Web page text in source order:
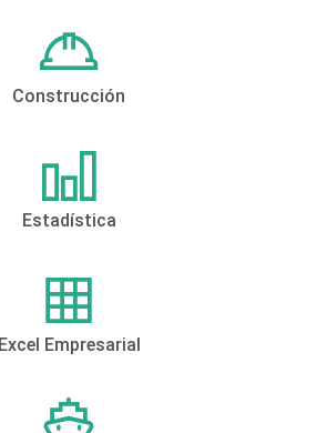
Construcción
Estadística
Excel Empresarial